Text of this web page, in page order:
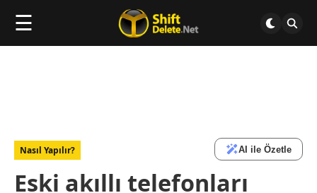
☰
Nasıl Yapılır? AI ile Özetle
Eski akıllı telefonları